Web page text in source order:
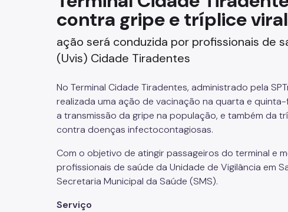
Fazenda
Funerários e Cemiteriais
Rua e Bairro
Saúde e Bem-estar
Segurança
Trabalho
contra gripe e tríplice
ação será conduzida por profissionais de
(Uvis) Cidade Tiradentes
No Terminal Cidade Tiradentes, administrado pela
realizada uma ação de vacinação na quarta e quinta-
a transmissão da gripe na população, e também da
contra doenças infectocontagiosas.
Com o objetivo de atingir passageiros do terminal e
profissionais de saúde da Unidade de Vigilância em
Secretaria Municipal da Saúde (SMS).
Serviço